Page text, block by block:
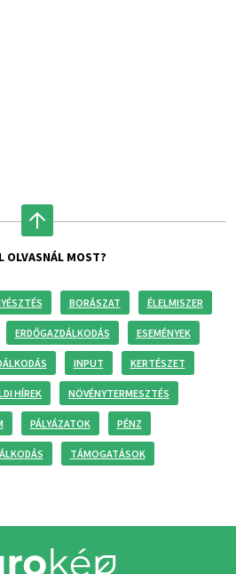
OLVASNÁL MOST?
BORÁSZAT ÉLELMISZER
ERDŐGAZDÁLKODÁS ESEMÉNYEK
INPUT KERTÉSZET
HÍREK NÖVÉNYTERMESZTÉS
PÁLYÁZATOK PÉNZ
TÁMOGATÁSOK